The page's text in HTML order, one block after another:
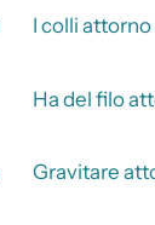
I colli
Ha del filo
Gravitare